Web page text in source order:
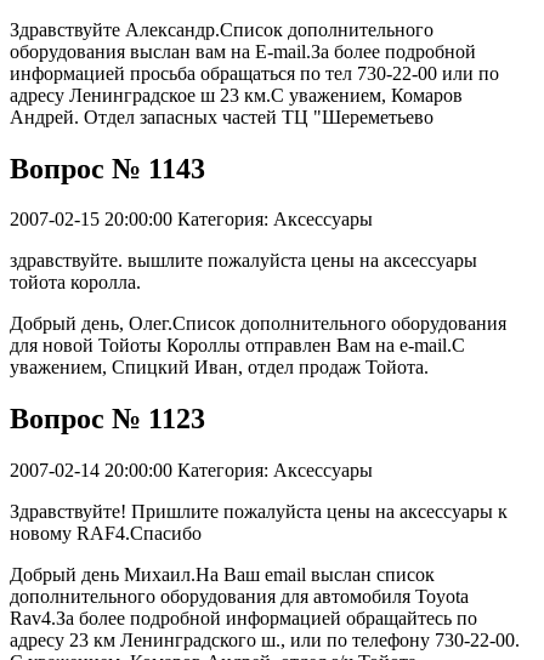
Здравствуйте Александр.Список дополнительного
оборудования выслан вам на E-mail.За более подробной
информацией просьба обращаться по тел 730-22-00 или по
адресу Ленинградское ш 23 км.С уважением, Комаров
Андрей. Отдел запасных частей ТЦ "Шереметьево
Вопрос № 1143
2007-02-15 20:00:00 Категория: Аксессуары
здравствуйте. вышлите пожалуйста цены на аксессуары
тойота королла.
Добрый день, Олег.Список дополнительного оборудования
для новой Тойоты Короллы отправлен Вам на e-mail.С
уважением, Спицкий Иван, отдел продаж Тойота.
Вопрос № 1123
2007-02-14 20:00:00 Категория: Аксессуары
Здравствуйте! Пришлите пожалуйста цены на аксессуары к
новому RAF4.Спасибо
Добрый день Михаил.На Ваш email выслан список
дополнительного оборудования для автомобиля Toyota
Rav4.За более подробной информацией обращайтесь по
адресу 23 км Ленинградского ш., или по телефону 730-22-00.